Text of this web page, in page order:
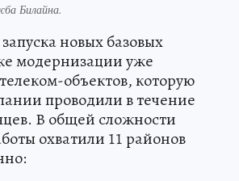
Билайна.
новых базовых
модернизации уже
объектов, которую
проводили в течение
В общей сложности
охватили 11 районов